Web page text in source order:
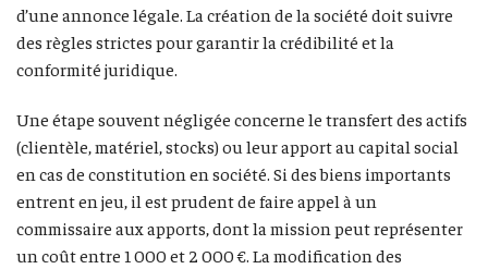
d’une annonce légale. La création de la société doit suivre
des règles strictes pour garantir la crédibilité et la
conformité juridique.
Une étape souvent négligée concerne le transfert des actifs
(clientèle, matériel, stocks) ou leur apport au capital social
en cas de constitution en société. Si des biens importants
entrent en jeu, il est prudent de faire appel à un
commissaire aux apports, dont la mission peut représenter
un coût entre 1 000 et 2 000 €. La modification des